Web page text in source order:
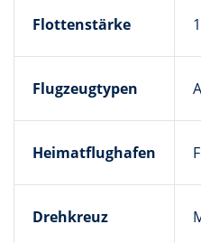
Flottenstärke
Flugzeugtypen
Heimatflughafen
Drehkreuz